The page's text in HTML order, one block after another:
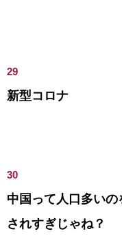
29
新型コロナ
30
中国って人口多い
されすぎじゃね？